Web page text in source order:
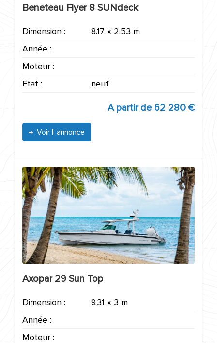
Beneteau Flyer 8 SUNdeck
Dimension :
8.17 x 2.53 m
Année :
Moteur :
Etat :
neuf
A partir de62 280 €
Voir l' annonce
Axopar 29 Sun Top
Dimension :
9.31 x 3 m
Année :
Moteur :